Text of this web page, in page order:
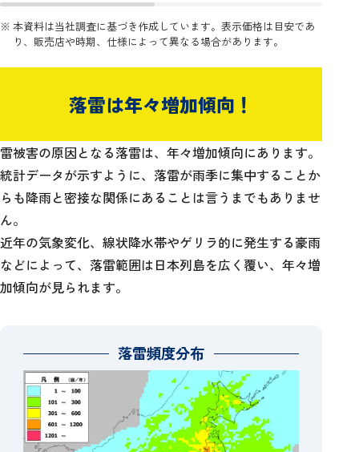
※ 本資料は当社調査に基づき作成しています。表示価格は目安であ
り、販売店や時期、仕様によって異なる場合があります。
落雷は年々増加傾向！
雷被害の原因となる落雷は、年々増加傾向にあります。
統計データが示すように、落雷が雨季に集中することか
らも降雨と密接な関係にあることは言うまでもありませ
ん。
近年の気象変化、線状降水帯やゲリラ的に発生する豪雨
などによって、落雷範囲は日本列島を広く覆い、年々増
加傾向が見られます。
落雷頻度分布